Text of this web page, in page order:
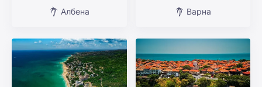
Албена Варна